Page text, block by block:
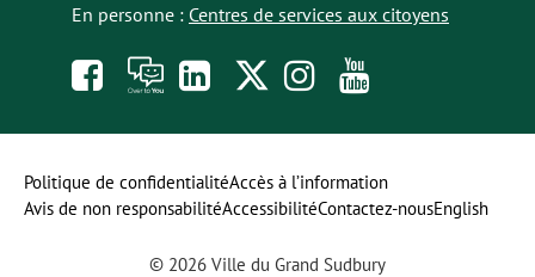
En personne : Centres de services aux citoyens
Like
us
on
Facebook
À
toi
la
opens
in
a
Follow
us
on
Follow
us
on
Instagram
to
our
YouTube
© 2026 Ville du Grand Sudbury
Politique de confidentialitéAccès à l’information
Avis de non responsabilitéAccessibilitéContactez-nousEnglish